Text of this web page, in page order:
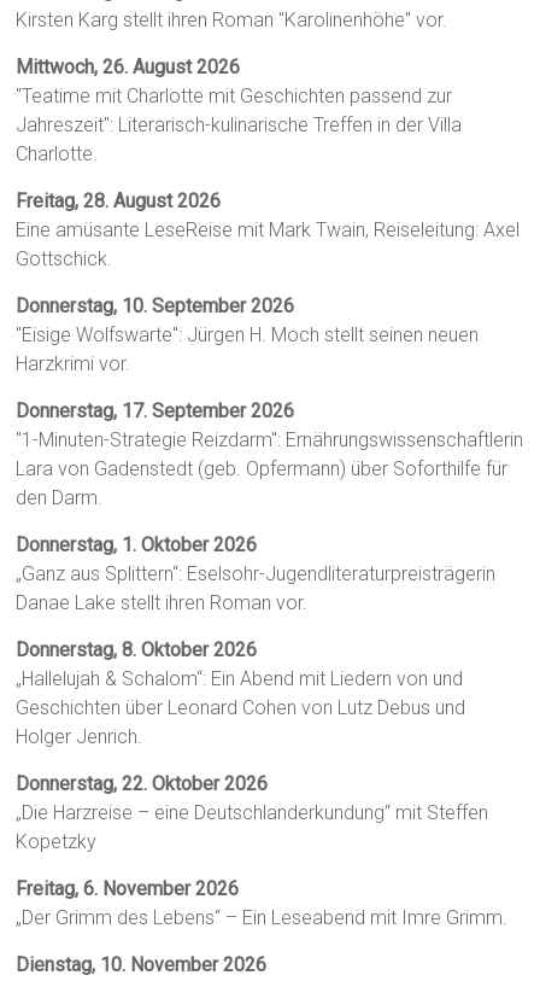
Kirsten Karg stellt ihren Roman "Karolinenhöhe" vor.
Mittwoch, 26. August 2026
"Teatime mit Charlotte mit Geschichten passend zur
Jahreszeit": Literarisch-kulinarische Treffen in der Villa
Charlotte.
Freitag, 28. August 2026
Eine amüsante LeseReise mit Mark Twain, Reiseleitung: Axel
Gottschick.
Donnerstag, 10. September 2026
"Eisige Wolfswarte": Jürgen H. Moch stellt seinen neuen
Harzkrimi vor.
Donnerstag, 17. September 2026
"1-Minuten-Strategie Reizdarm": Ernährungswissenschaftlerin
Lara von Gadenstedt (geb. Opfermann) über Soforthilfe für
den Darm.
Donnerstag, 1. Oktober 2026
„Ganz aus Splittern“: Eselsohr-Jugendliteraturpreisträgerin
Danae Lake stellt ihren Roman vor.
Donnerstag, 8. Oktober 2026
„Hallelujah & Schalom“: Ein Abend mit Liedern von und
Geschichten über Leonard Cohen von Lutz Debus und
Holger Jenrich.
Donnerstag, 22. Oktober 2026
„Die Harzreise – eine Deutschlanderkundung“ mit Steffen
Kopetzky
Freitag, 6. November 2026
„Der Grimm des Lebens“ – Ein Leseabend mit Imre Grimm.
Dienstag, 10. November 2026